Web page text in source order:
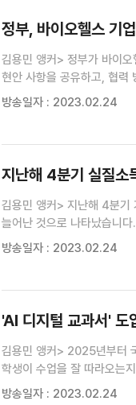
정부, 바이오헬스 기
김용민 앵커> 정부가 바이
현안 사항을 공유하고, 협력
엔데믹 전환으로 인해 유망
방송일자 : 2023.02.24
지난해 4분기 실질소
김용민 앵커> 지난해 4분
늘어난 것으로 나타났습니
임보라 기자의 보도입니다. 임보라 기자> 통계청의 2022년 4분기 가계동향조사 결과 지난해
방송일자 : 2023.02.24
'AI 디지털 교과서' 도
김용민 앵커> 2025년부터
학생이 수업을 잘 따라오는지
기자> 교사가 강의하는 동
방송일자 : 2023.02.24